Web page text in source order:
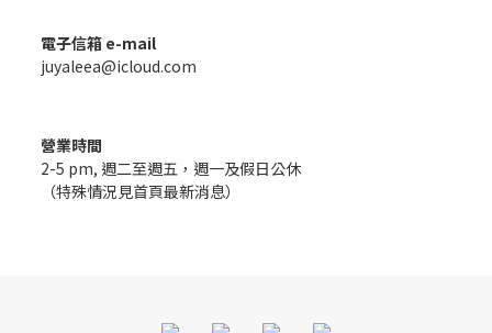
電子信箱 e-mail
juyaleea@icloud.com
營業時間
2-5 pm, 週二至週五，週一及假日公休
（特殊情況見首頁最新消息）